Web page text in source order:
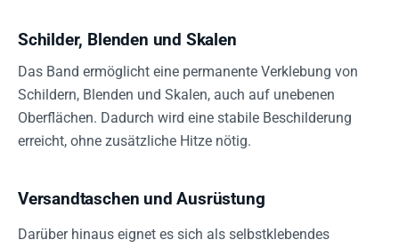
Schilder, Blenden und Skalen
Das Band ermöglicht eine permanente Verklebung von
Schildern, Blenden und Skalen, auch auf unebenen
Oberflächen. Dadurch wird eine stabile Beschilderung
erreicht, ohne zusätzliche Hitze nötig.
Versandtaschen und Ausrüstung
Darüber hinaus eignet es sich als selbstklebendes